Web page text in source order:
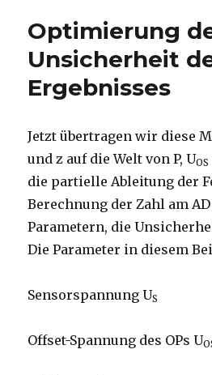
Optimierung
Unsicherheit
Ergebnisses
Jetzt übertragen wir diese
und z auf die Welt von P, UOS
die partielle Ableitung der
Berechnung der Zahl am
Parametern, die
Die Parameter in diesem
Sensorspannung US
Offset-Spannung des OPs U